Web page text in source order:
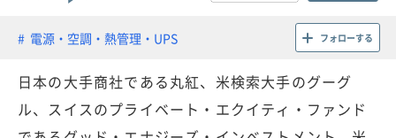
電源・空調・熱管理・UPS フォローする
日本の大手商社である丸紅、米検索大手のグーグ
ル、スイスのプライベート・エクイティ・ファンド